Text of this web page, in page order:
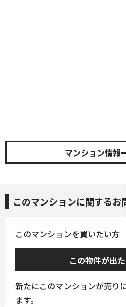
マンション情報
このマンションに関するお
このマンションを買いたい方
この物件が出
新たにこのマンションが売り
ます。